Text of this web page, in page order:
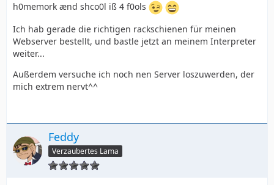
h0memork ænd shco0l iß 4 f0ols
Ich hab gerade die richtigen rackschienen für meinen
Webserver bestellt, und bastle jetzt an meinem Interpreter
weiter...
Außerdem versuche ich noch nen Server loszuwerden, der
mich extrem nervt^^
Feddy
Verzaubertes Lama